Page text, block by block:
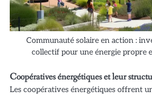
Communauté solaire en action :
collectif pour une énergie propre
Coopératives énergétiques et leur
Les coopératives énergétiques offrent